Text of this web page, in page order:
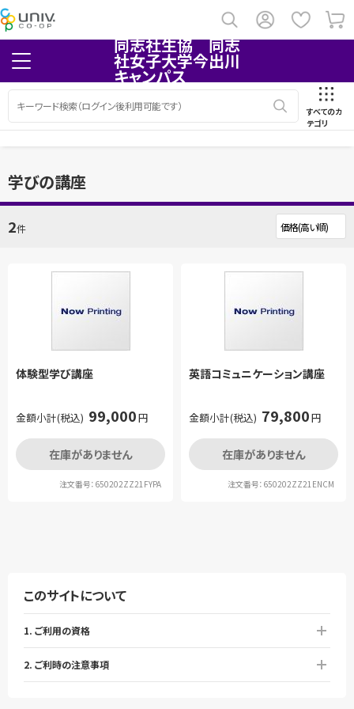
同志社生協 同志
社女子大学今出川
キャンパス
すべてのカ
テゴリ
学びの講座
2件
体験型学び講座
金額小計(税込) 99,000円
在庫がありません
注文番号：650202ZZ21FYPA
英語コミュニケーション講座
金額小計(税込) 79,800円
在庫がありません
注文番号：650202ZZ21ENCM
このサイトについて
1. ご利用の資格
2. ご利時の注意事項